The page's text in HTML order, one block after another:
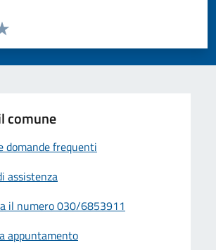
pagina
5 stelle su 5
4 stelle su 5
su 5
su 5
5
comune
domande frequenti
assistenza
il numero 030/6853911
appuntamento